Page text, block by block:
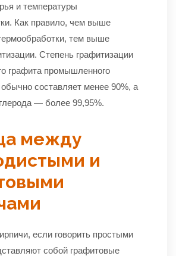
и температуры
Как правило, чем выше
тем выше
Степень графитизации
графита промышленного
обычно составляет менее 90%, а
— более 99,95%.
между
и
если говорить простыми
собой графитовые